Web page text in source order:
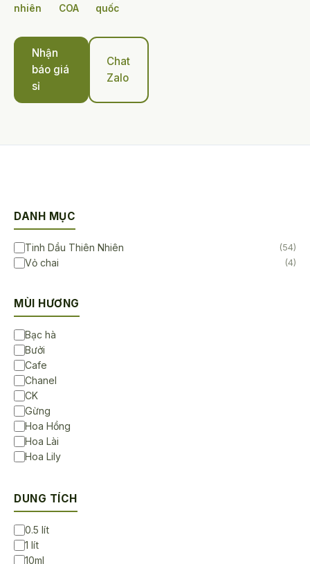
nhiên
COA
quốc
Nhận
báo giá
sỉ
Chat
Zalo
DANH MỤC
Tinh Dầu Thiên Nhiên (54)
Vỏ chai (4)
MÙI HƯƠNG
Bạc hà
Bưởi
Cafe
Chanel
CK
Gừng
Hoa Hồng
Hoa Lài
Hoa Lily
Không Mùi
Ngọc lan tây
Sả chanh
DUNG TÍCH
0.5 lít
1 lít
10ml